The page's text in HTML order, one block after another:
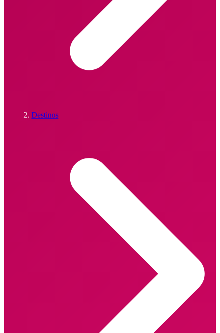
Destinos